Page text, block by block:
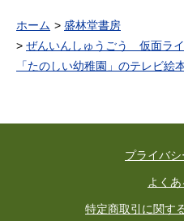
ホーム
盛林堂書房
ぜんいんしゅうごう 仮面ラ
「たのしい幼稚園」のテレビ
プライバ
よく
特定商取引に関す